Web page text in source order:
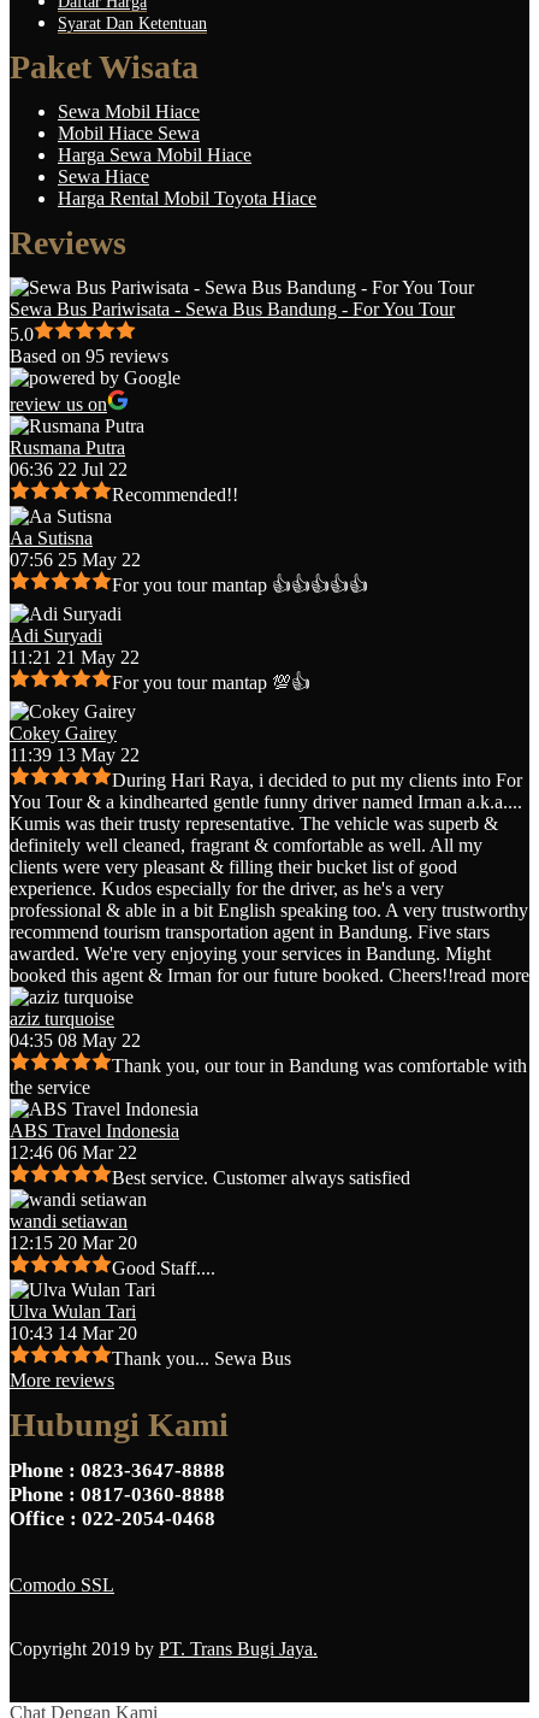
Syarat Dan Ketentuan
Paket Wisata
Sewa Mobil Hiace
Mobil Hiace Sewa
Harga Sewa Mobil Hiace
Sewa Hiace
Harga Rental Mobil Toyota Hiace
Reviews
Sewa Bus Pariwisata - Sewa Bus Bandung - For You Tour
5.0
Based on 95 reviews
review us on
Rusmana Putra
06:36 22 Jul 22
Recommended!!
Aa Sutisna
07:56 25 May 22
For you tour mantap 👍👍👍👍👍
Adi Suryadi
11:21 21 May 22
For you tour mantap 💯👍
Cokey Gairey
11:39 13 May 22
During Hari Raya, i decided to put my clients into For
You Tour & a kindhearted gentle funny driver named Irman a.k.a....
Kumis was their trusty representative. The vehicle was superb &
definitely well cleaned, fragrant & comfortable as well. All my
clients were very pleasant & filling their bucket list of good
experience. Kudos especially for the driver, as he's a very
professional & able in a bit English speaking too. A very trustworthy
recommend tourism transportation agent in Bandung. Five stars
awarded. We're very enjoying your services in Bandung. Might
booked this agent & Irman for our future booked. Cheers!!read more
aziz turquoise
04:35 08 May 22
Thank you, our tour in Bandung was comfortable with
the service
ABS Travel Indonesia
12:46 06 Mar 22
Best service. Customer always satisfied
wandi setiawan
12:15 20 Mar 20
Good Staff....
Ulva Wulan Tari
10:43 14 Mar 20
Thank you... Sewa Bus
More reviews
Hubungi Kami
Phone : 0823-3647-8888
Phone : 0817-0360-8888
Office : 022-2054-0468
Comodo SSL
Copyright 2019 by PT. Trans Bugi Jaya.
Chat Dengan Kami